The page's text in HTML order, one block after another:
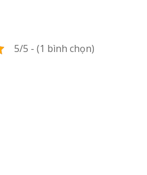
5/5 - (1 bình chọn)